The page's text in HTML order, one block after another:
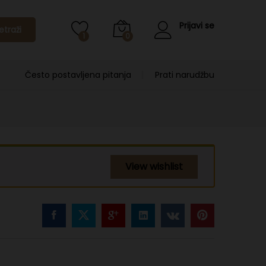
1 0
Prijavi se
Često postavljena pitanja Prati narudžbu
View wishlist